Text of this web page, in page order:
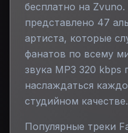
бесплатно на
представлено 47
артиста, которые
фанатов по всему
звука MP3 320 kbps
наслаждаться
студийном качестве.
Популярные треки